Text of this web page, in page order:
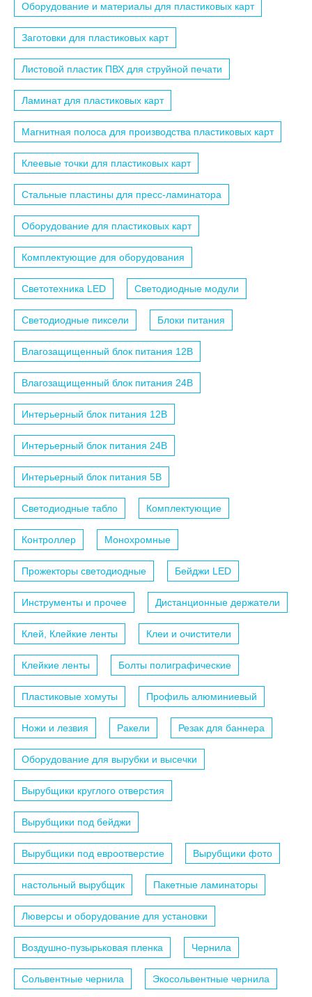
Оборудование и материалы для пластиковых карт
Заготовки для пластиковых карт
Листовой пластик ПВХ для струйной печати
Ламинат для пластиковых карт
Магнитная полоса для производства пластиковых карт
Клеевые точки для пластиковых карт
Стальные пластины для пресс-ламинатора
Оборудование для пластиковых карт
Комплектующие для оборудования
Светотехника LED Светодиодные модули
Светодиодные пиксели Блоки питания
Влагозащищенный блок питания 12B
Влагозащищенный блок питания 24B
Интерьерный блок питания 12B
Интерьерный блок питания 24B
Интерьерный блок питания 5B
Светодиодные табло Комплектующие
Контроллер Монохромные
Прожекторы светодиодные Бейджи LED
Инструменты и прочее Дистанционные держатели
Клей, Клейкие ленты Клеи и очистители
Клейкие ленты Болты полиграфические
Пластиковые хомуты Профиль алюминиевый
Ножи и лезвия Ракели Резак для баннера
Оборудование для вырубки и высечки
Вырубщики круглого отверстия
Вырубщики под бейджи
Вырубщики под евроотверстие Вырубщики фото
настольный вырубщик Пакетные ламинаторы
Люверсы и оборудование для установки
Воздушно-пузырьковая пленка Чернила
Сольвентные чернила Экосольвентные чернила